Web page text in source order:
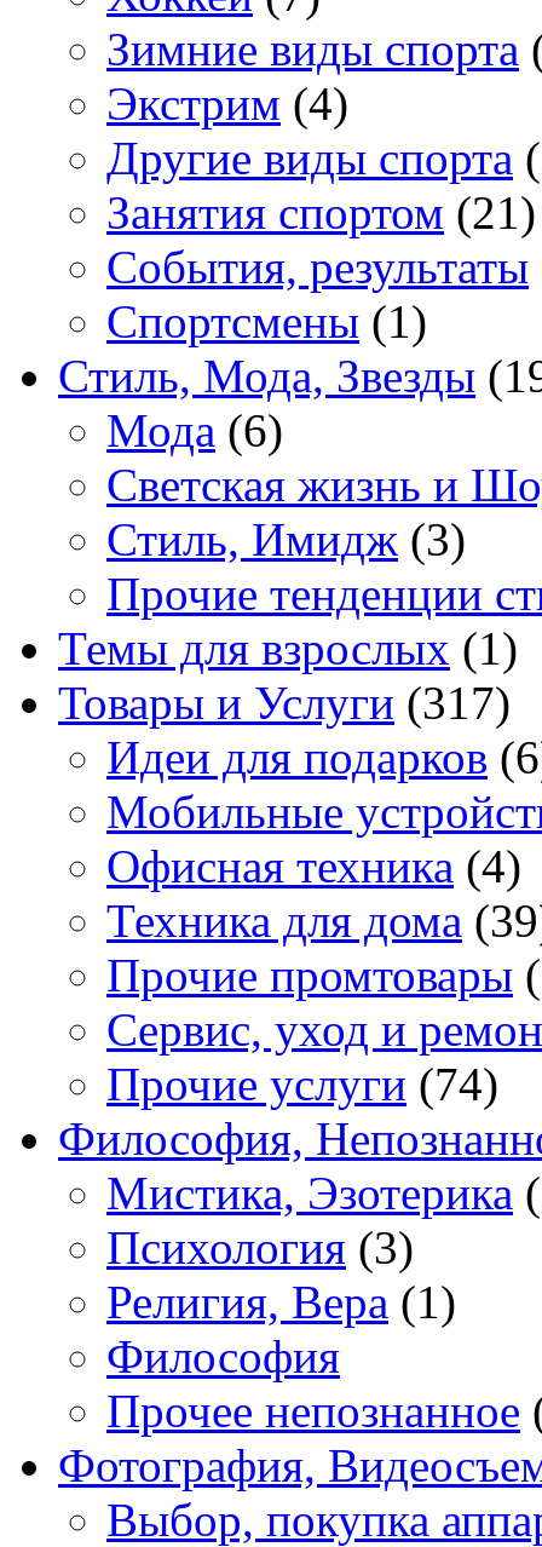
Зимние виды спорта
Экстрим (4)
Другие виды спорта
Занятия спортом (21)
События, результаты
Спортсмены (1)
Стиль, Мода, Звезды
Мода (6)
Светская жизнь и
Стиль, Имидж (3)
Прочие тенденции
Темы для взрослых (1)
Товары и Услуги (317)
Идеи для подарков
Мобильные
Офисная техника (4)
Техника для дома
Прочие промтовары
Сервис, уход и
Прочие услуги (74)
Философия,
Мистика, Эзотерика
Психология (3)
Религия, Вера (1)
Философия
Прочее непознанное
Фотография,
Выбор, покупка